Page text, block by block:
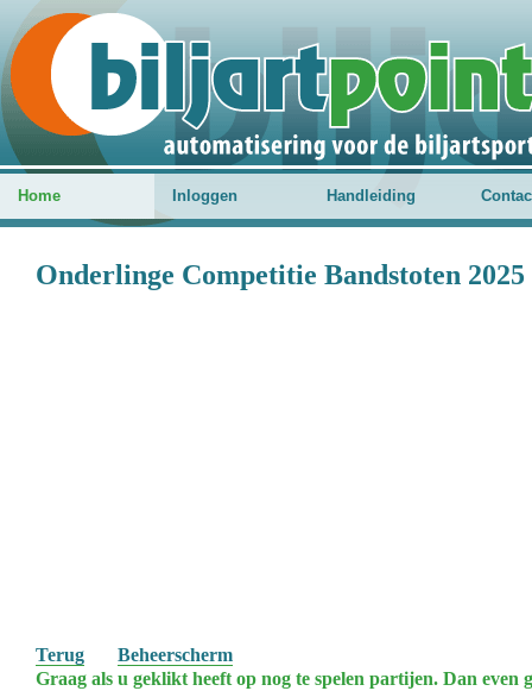
Home Inloggen Handleiding
Onderlinge Competitie Bandstoten
Terug
Beheerscherm
Graag als u geklikt heeft op nog te spelen partijen. Dan even